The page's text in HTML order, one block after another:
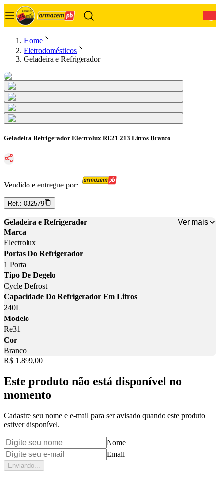
Home
Eletrodomésticos
Geladeira e Refrigerador
Geladeira Refrigerador Electrolux RE21 213 Litros Branco
Vendido e entregue por:
Ref.: 032579
Geladeira e Refrigerador
Ver mais
Marca
Electrolux
Portas Do Refrigerador
1 Porta
Tipo De Degelo
Cycle Defrost
Capacidade Do Refrigerador Em Litros
240L
Modelo
Re31
Cor
Branco
Price:
R$ 1.899,00
Este produto não está disponível no
momento
Cadastre seu nome e e-mail para ser avisado quando este produto
estiver disponível.
Nome
Email
Enviando...